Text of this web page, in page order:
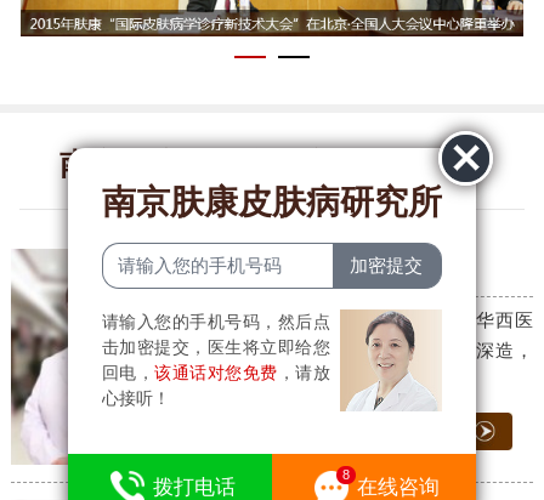
南京肤康皮肤病研究所医生团队
李燕贞 皮肤科主任
毕业于河南大学医学院，后于华西医
科大学、上海华山医院皮肤科进修深造，
从事皮肤科临床、教学工作...[详细]
南京肤康皮肤病研究所
请输入您的手机号码，然后点
击加密提交，医生将立即给您
回电，该通话对您免费 ，请放
心接听！
拨打电话 在线咨询